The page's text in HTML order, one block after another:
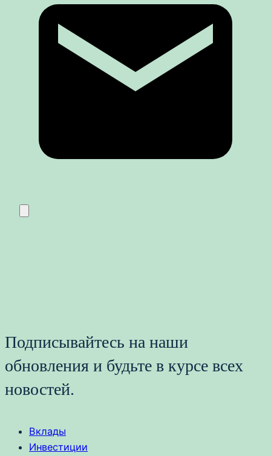
Подписывайтесь на наши
обновления и будьте в курсе всех
новостей.
Вклады
Инвестиции